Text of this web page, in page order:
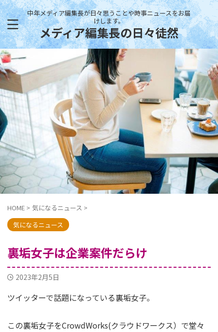
中年メディア編集長が日々思うことや時事ニュースをお届
けします。
メディア編集長の日々徒然
HOME > 気になるニュース >
気になるニュース
裏垢女子は企業案件だらけ
2023年2月5日
ツイッターで話題になっている裏垢女子。
この裏垢女子をCrowdWorks(クラウドワークス）で堂々